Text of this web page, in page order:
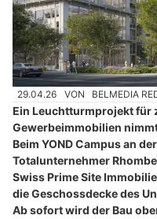
29.04.26 VON BELMEDIA
Ein Leuchtturmprojekt für
Gewerbeimmobilien
Beim YOND Campus an
Totalunternehmer
Swiss Prime Site
die Geschossdecke des
Ab sofort wird der Bau